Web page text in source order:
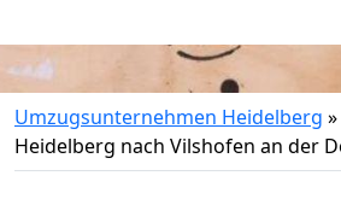
Umzugsunternehmen Heidelberg »
Heidelberg nach Vilshofen an der